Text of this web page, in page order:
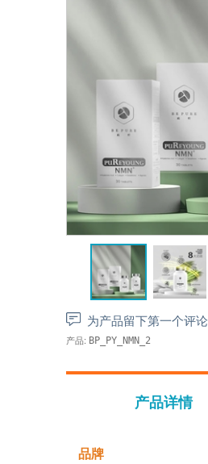
为产品留下第一个评论
产品: BP_PY_NMN_2
产品详情
品牌